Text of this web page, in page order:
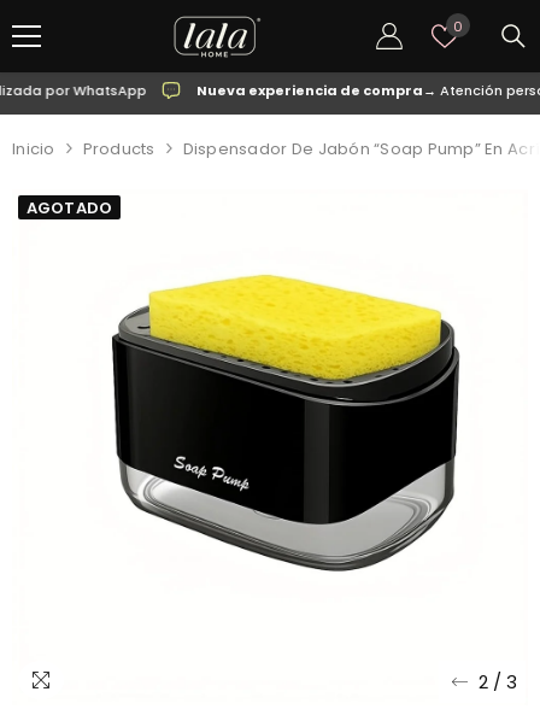
0 Listas
deseos
por WhatsApp
Nueva experiencia de compra→ Atención
Inicio Products Dispensador De Jabón “Soap Pump” En
AGOTADO
2 / 3